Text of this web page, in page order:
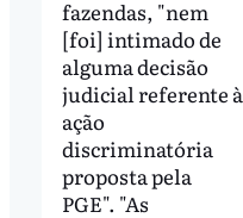
fazendas, "nem
[foi] intimado de
alguma decisão
judicial referente à
ação
discriminatória
proposta pela
PGE". "As